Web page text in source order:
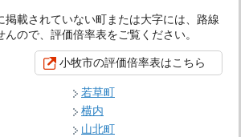
掲載されていない町または大字には、路線
ので、評価倍率表をご覧ください。
小牧市の評価倍率表はこちら
若草町
横内
山北町